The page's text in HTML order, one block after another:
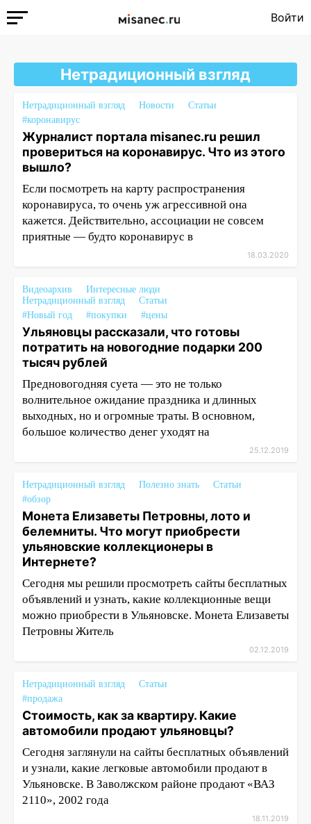
Войти
Нетрадиционный взгляд
Нетрадиционный взгляд Новости
Статьи
#коронавирус
Журналист портала misanec.ru решил
провериться на коронавирус. Что из этого
вышло?
Если посмотреть на карту распространения
коронавируса, то очень уж агрессивной она
кажется. Действительно, ассоциации не совсем
приятные — будто коронавирус в
18.03.2020
Видеоархив
Интересные люди
Нетрадиционный взгляд
Статьи
#Новый год
#покупки #цены
Ульяновцы рассказали, что готовы
потратить на новогодние подарки 200
тысяч рублей
Предновогодняя суета — это не только
волнительное ожидание праздника и длинных
выходных, но и огромные траты. В основном,
большое количество денег уходят на
25.12.2019
Нетрадиционный взгляд Полезно знать
Статьи
#обзор
Монета Елизаветы Петровны, лото и
белемниты. Что могут приобрести
ульяновские коллекционеры в
Интернете?
Сегодня мы решили просмотреть сайты бесплатных
объявлений и узнать, какие коллекционные вещи
можно приобрести в Ульяновске. Монета Елизаветы
Петровны Житель
02.12.2019
Нетрадиционный взгляд
Статьи
#продажа
Стоимость, как за квартиру. Какие
автомобили продают ульяновцы?
Сегодня заглянули на сайты бесплатных объявлений
и узнали, какие легковые автомобили продают в
Ульяновске. В Заволжском районе продают «ВАЗ
2110», 2002 года
18.11.2019